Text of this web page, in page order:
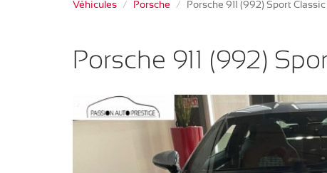
Véhicules Porsche Porsche 911 (992) Sport
Porsche 911 (992)